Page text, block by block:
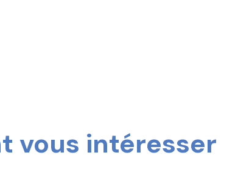
vous intéresser